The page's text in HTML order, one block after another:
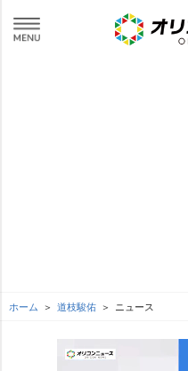
ホーム 道枝駿佑 ニュース